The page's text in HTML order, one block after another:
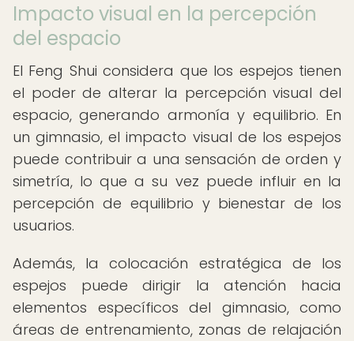
Impacto visual en la percepción
del espacio
El Feng Shui considera que los espejos tienen
el poder de alterar la percepción visual del
espacio, generando armonía y equilibrio. En
un gimnasio, el impacto visual de los espejos
puede contribuir a una sensación de orden y
simetría, lo que a su vez puede influir en la
percepción de equilibrio y bienestar de los
usuarios.
Además, la colocación estratégica de los
espejos puede dirigir la atención hacia
elementos específicos del gimnasio, como
áreas de entrenamiento, zonas de relajación